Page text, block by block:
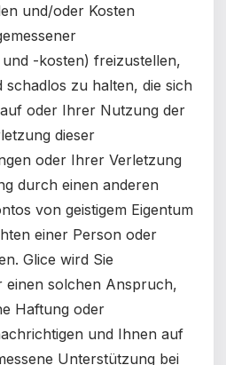
und/oder Kosten
-kosten) freizustellen,
schadlos zu halten, die sich
oder Ihrer Nutzung der
dieser
oder Ihrer Verletzung
durch einen anderen
von geistigem Eigentum
einer Person oder
Glice wird Sie
einen solchen Anspruch,
Haftung oder
und Ihnen auf
Unterstützung bei